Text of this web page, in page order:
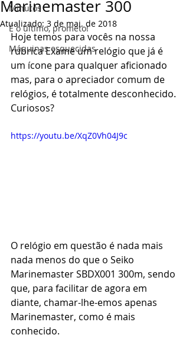
Minutos
É o último, prometo!
Máquinas esquecidas
Marinemaster 300
Atualizado: 3 de mai. de 2018
Hoje temos para vocês na nossa
rubrica Exame um relógio que já é
um ícone para qualquer aficionado
mas, para o apreciador comum de
relógios, é totalmente desconhecido.
Curiosos?
https://youtu.be/XqZ0Vh04J9c
O relógio em questão é nada mais
nada menos do que o Seiko
Marinemaster SBDX001 300m, sendo
que, para facilitar de agora em
diante, chamar-lhe-emos apenas
Marinemaster, como é mais
conhecido.